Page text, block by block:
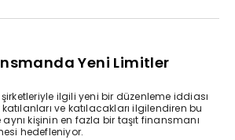
Yeni Limitler
ilgili yeni bir düzenleme iddiası
ve katılacakları ilgilendiren bu
kişinin en fazla bir taşıt finansmanı
hedefleniyor.